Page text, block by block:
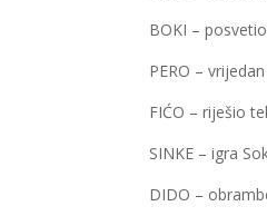
BOKI –
PERO –
FIĆO – riješio
SINKE – igra
DIDO –